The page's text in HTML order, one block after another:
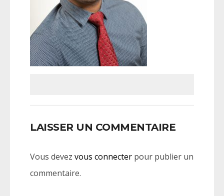
LAISSER UN COMMENTAIRE
Vous devez vous connecter pour publier un
commentaire.